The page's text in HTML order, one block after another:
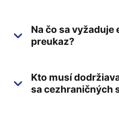
Na čo sa
preukaz?
Kto musí
sa cezhraničných